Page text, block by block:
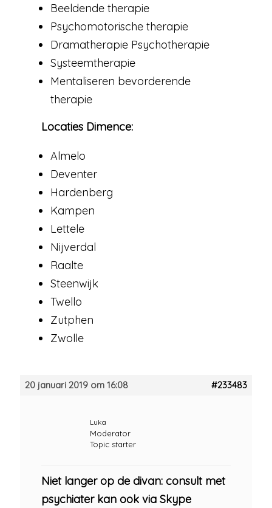
Beeldende therapie
Psychomotorische therapie
Dramatherapie Psychotherapie
Systeemtherapie
Mentaliseren bevorderende
therapie
Locaties Dimence:
Almelo
Deventer
Hardenberg
Kampen
Lettele
Nijverdal
Raalte
Steenwijk
Twello
Zutphen
Zwolle
20 januari 2019 om 16:08 #233483
Luka
Moderator
Topic starter
Niet langer op de divan: consult met
psychiater kan ook via Skype